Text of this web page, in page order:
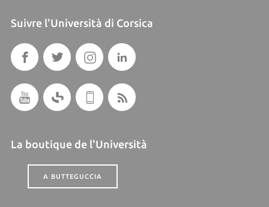
Suivre l'Università di Corsica
La boutique de l'Università
A BUTTEGUCCIA